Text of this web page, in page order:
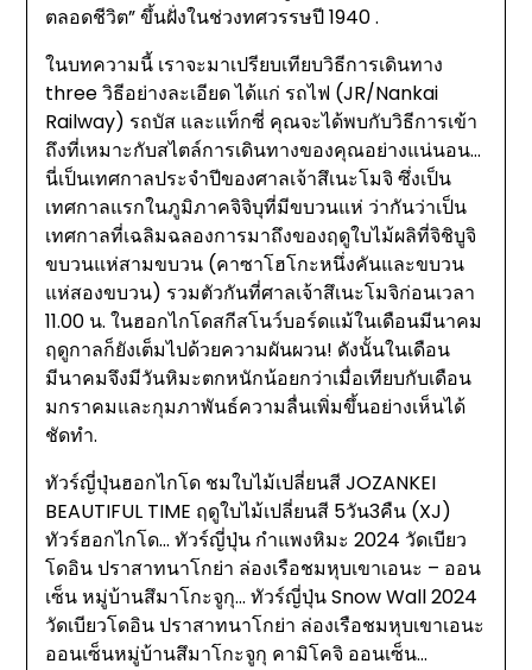
ตลอดชีวิต” ขึ้นฝั่งในช่วงทศวรรษปี 1940 .
ในบทความนี้ เราจะมาเปรียบเทียบวิธีการเดินทาง
three วิธีอย่างละเอียด ได้แก่ รถไฟ (JR/Nankai
Railway) รถบัส และแท็กซี่ คุณจะได้พบกับวิธีการเข้า
ถึงที่เหมาะกับสไตล์การเดินทางของคุณอย่างแน่นอน…
นี่เป็นเทศกาลประจำปีของศาลเจ้าสึเนะโมจิ ซึ่งเป็น
เทศกาลแรกในภูมิภาคจิจิบุที่มีขบวนแห่ ว่ากันว่าเป็น
เทศกาลที่เฉลิมฉลองการมาถึงของฤดูใบไม้ผลิที่จิชิบูจิ
ขบวนแห่สามขบวน (คาซาโฮโกะหนึ่งคันและขบวน
แห่สองขบวน) รวมตัวกันที่ศาลเจ้าสึเนะโมจิก่อนเวลา
11.00 น. ในฮอกไกโดสกีสโนว์บอร์ดแม้ในเดือนมีนาคม
ฤดูกาลก็ยังเต็มไปด้วยความผันผวน! ดังนั้นในเดือน
มีนาคมจึงมีวันหิมะตกหนักน้อยกว่าเมื่อเทียบกับเดือน
มกราคมและกุมภาพันธ์ความลื่นเพิ่มขึ้นอย่างเห็นได้
ชัดทำ.
ทัวร์ญี่ปุ่นฮอกไกโด ชมใบไม้เปลี่ยนสี JOZANKEI
BEAUTIFUL TIME ฤดูใบไม้เปลี่ยนสี 5วัน3คืน (XJ)
ทัวร์ฮอกไกโด… ทัวร์ญี่ปุ่น กำแพงหิมะ 2024 วัดเบียว
โดอิน ปราสาทนาโกย่า ล่องเรือชมหุบเขาเอนะ – ออน
เซ็น หมู่บ้านสึมาโกะจูกุ… ทัวร์ญี่ปุ่น Snow Wall 2024
วัดเบียวโดอิน ปราสาทนาโกย่า ล่องเรือชมหุบเขาเอนะ
ออนเซ็นหมู่บ้านสึมาโกะจูกุ คามิโคจิ ออนเซ็น…